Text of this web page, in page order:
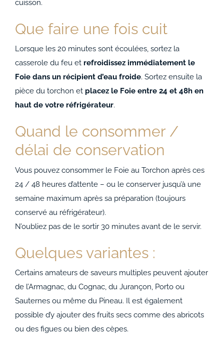
cuisson.
Que faire une fois cuit
Lorsque les 20 minutes sont écoulées, sortez la
casserole du feu et refroidissez immédiatement le
Foie dans un récipient d’eau froide. Sortez ensuite la
pièce du torchon et placez le Foie entre 24 et 48h en
haut de votre réfrigérateur.
Quand le consommer /
délai de conservation
Vous pouvez consommer le Foie au Torchon après ces
24 / 48 heures d’attente – ou le conserver jusqu’à une
semaine maximum après sa préparation (toujours
conservé au réfrigérateur).
N’oubliez pas de le sortir 30 minutes avant de le servir.
Quelques variantes :
Certains amateurs de saveurs multiples peuvent ajouter
de l’Armagnac, du Cognac, du Jurançon, Porto ou
Sauternes ou même du Pineau. Il est également
possible d’y ajouter des fruits secs comme des abricots
ou des figues ou bien des cèpes.